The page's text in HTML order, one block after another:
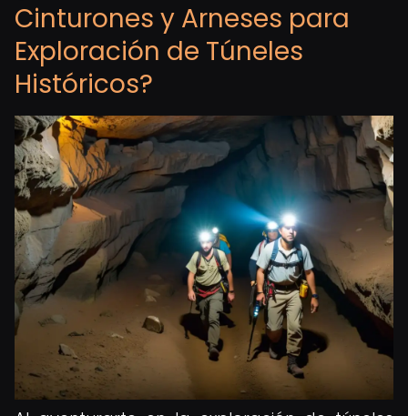
Cinturones y Arneses para
Exploración de Túneles
Históricos?